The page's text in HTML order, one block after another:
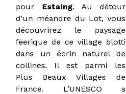
pour Estaing. Au détour
d’un méandre du Lot, vous
découvrirez le paysage
féerique de ce village blotti
dans un écrin naturel de
collines. Il est parmi les
Plus Beaux Villages de
France. L’UNESCO a